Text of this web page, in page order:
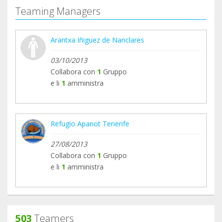
IBAN ES06 2100 6733 8722 0016 9740
Puedes acudir a IRIS Centro Veterinario y hacer tu
entrega a cuenta en la misma clínica, esta semana
hemos tenido que trasladar algunos de nuestros
gatitos para ser atendidos de urgencia.
Teaming Managers
Arantxa Iñiguez de Nanclares
03/10/2013
Collabora con 1 Gruppo
e li 1 amministra
Refugio Apanot Tenerife
27/08/2013
Collabora con 1 Gruppo
e li 1 amministra
503 Teamers